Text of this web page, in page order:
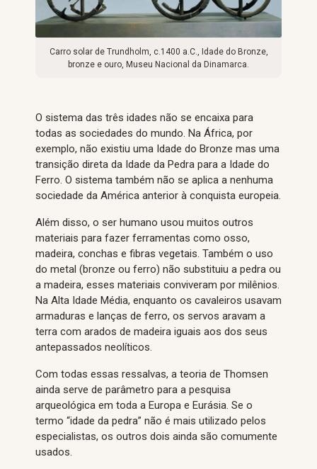
Carro solar de Trundholm, c.1400 a.C., Idade do Bronze,
bronze e ouro, Museu Nacional da Dinamarca.
O sistema das três idades não se encaixa para
todas as sociedades do mundo. Na África, por
exemplo, não existiu uma Idade do Bronze mas uma
transição direta da Idade da Pedra para a Idade do
Ferro. O sistema também não se aplica a nenhuma
sociedade da América anterior à conquista europeia.
Além disso, o ser humano usou muitos outros
materiais para fazer ferramentas como osso,
madeira, conchas e fibras vegetais. Também o uso
do metal (bronze ou ferro) não substituiu a pedra ou
a madeira, esses materiais conviveram por milênios.
Na Alta Idade Média, enquanto os cavaleiros usavam
armaduras e lanças de ferro, os servos aravam a
terra com arados de madeira iguais aos dos seus
antepassados neolíticos.
Com todas essas ressalvas, a teoria de Thomsen
ainda serve de parâmetro para a pesquisa
arqueológica em toda a Europa e Eurásia. Se o
termo “idade da pedra” não é mais utilizado pelos
especialistas, os outros dois ainda são comumente
usados.